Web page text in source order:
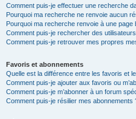
Comment puis-je effectuer une recherche
Pourquoi ma recherche ne renvoie aucun
Pourquoi ma recherche renvoie à une page
Comment puis-je rechercher des
Comment puis-je retrouver mes propres
Favoris et abonnements
Quelle est la différence entre les favoris et
Comment puis-je ajouter aux favoris ou
Comment puis-je m’abonner à un forum
Comment puis-je résilier mes abonnements